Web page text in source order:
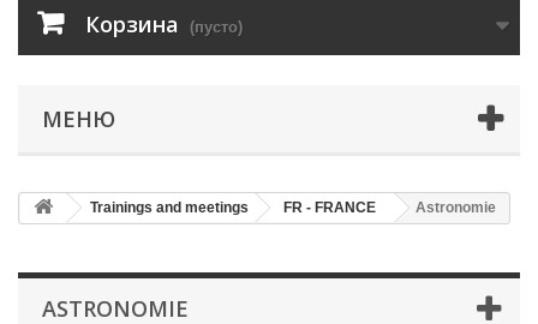
Корзина (пусто)
МЕНЮ
Trainings and meetings FR - FRANCE Astronomie
ASTRONOMIE